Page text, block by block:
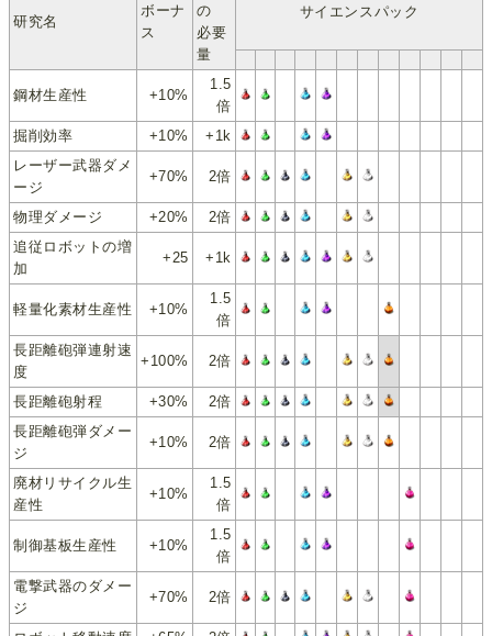
研究名
ボーナ
ス
の
必要
量
サイエンスパック
鋼材生産性 +10%
1.5
倍
掘削効率
+10%
+1k
レーザー武器ダメ
ージ
+70% 2倍
物理ダメージ +20%
2倍
追従ロボットの増
加
+25 +1k
軽量化素材生産性 +10%
1.5
倍
長距離砲弾連射速
度
+100% 2倍
長距離砲射程 +30%
2倍
長距離砲弾ダメー
ジ
+10% 2倍
廃材リサイクル生
産性
+10%
1.5
倍
制御基板生産性 +10%
1.5
倍
電撃武器のダメー
ジ
+70% 2倍